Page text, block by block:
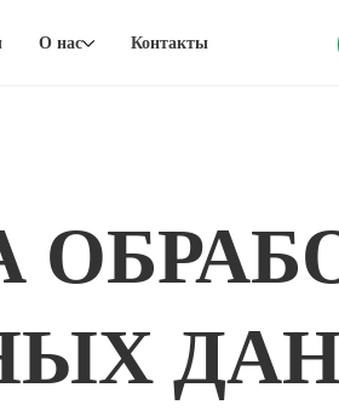
О нас Контакты